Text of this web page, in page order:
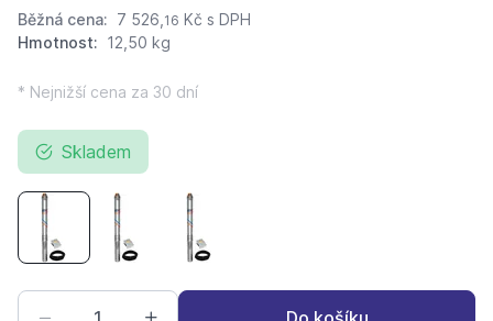
Běžná cena: 7 526, 16 Kč s DPH
Hmotnost: 12,50 kg
* Nejnižší cena za 30 dní
Skladem
AQUACUP ELECTRA 3,5" 45/78 M (25 m kabel)
AQUACUP ELECTRA 3,5" 45/78 M (35 m kabel)
AQUACUP ELECTRA 3,5" 45/100 M (25